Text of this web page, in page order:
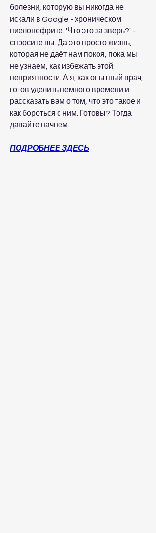
болезни, которую вы никогда не
искали в Google - хроническом
пиелонефрите. 'Что это за зверь?' -
спросите вы. Да это просто жизнь,
которая не даёт нам покоя, пока мы
не узнаем, как избежать этой
неприятности. А я, как опытный врач,
готов уделить немного времени и
рассказать вам о том, что это такое и
как бороться с ним. Готовы? Тогда
давайте начнем.
ПОДРОБНЕЕ ЗДЕСЬ